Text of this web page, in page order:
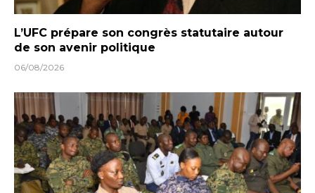
L’UFC prépare son congrès statutaire autour
de son avenir politique
06/08/2026